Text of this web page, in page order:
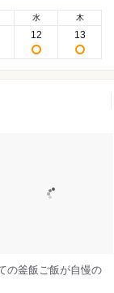
水
12
木
13
の釜飯ご飯が自慢の